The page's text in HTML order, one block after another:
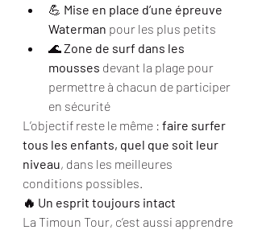
💪 Mise en place d’une épreuve
Waterman pour les plus petits
🌊 Zone de surf dans les
mousses devant la plage pour
permettre à chacun de participer
en sécurité
L’objectif reste le même : faire surfer
tous les enfants, quel que soit leur
niveau, dans les meilleures
conditions possibles.
🔥 Un esprit toujours intact
La Timoun Tour, c’est aussi apprendre